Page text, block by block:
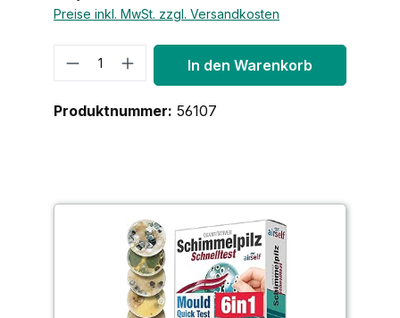
Preise inkl. MwSt. zzgl. Versandkosten
Produkt Anzahl: Gib den
In den Warenkorb
Produktnummer: 56107